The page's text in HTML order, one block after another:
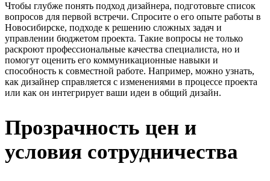
Чтобы глубже понять подход дизайнера, подготовьте список
вопросов для первой встречи. Спросите о его опыте работы в
Новосибирске, подходе к решению сложных задач и
управлении бюджетом проекта. Такие вопросы не только
раскроют профессиональные качества специалиста, но и
помогут оценить его коммуникационные навыки и
способность к совместной работе. Например, можно узнать,
как дизайнер справляется с изменениями в процессе проекта
или как он интегрирует ваши идеи в общий дизайн.
Прозрачность цен и
условия сотрудничества